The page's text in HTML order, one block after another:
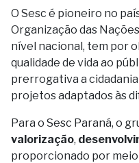
O Sesc é pioneiro no
Organização das
nível nacional, tem por
qualidade de vida ao
prerrogativa a
projetos adaptados às
Para o Sesc Paraná, o
valorização,
proporcionado por